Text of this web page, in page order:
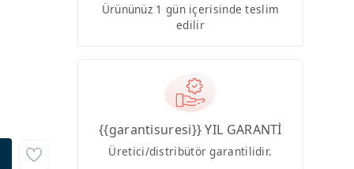
Ürününüz 1 gün içerisinde teslim
edilir
{{garantisuresi}} YIL GARANTİ
Üretici/distribütör garantilidir.